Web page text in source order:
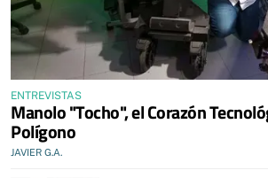
ENTREVISTAS
Manolo "Tocho", el Corazón
Polígono
JAVIER G.A.